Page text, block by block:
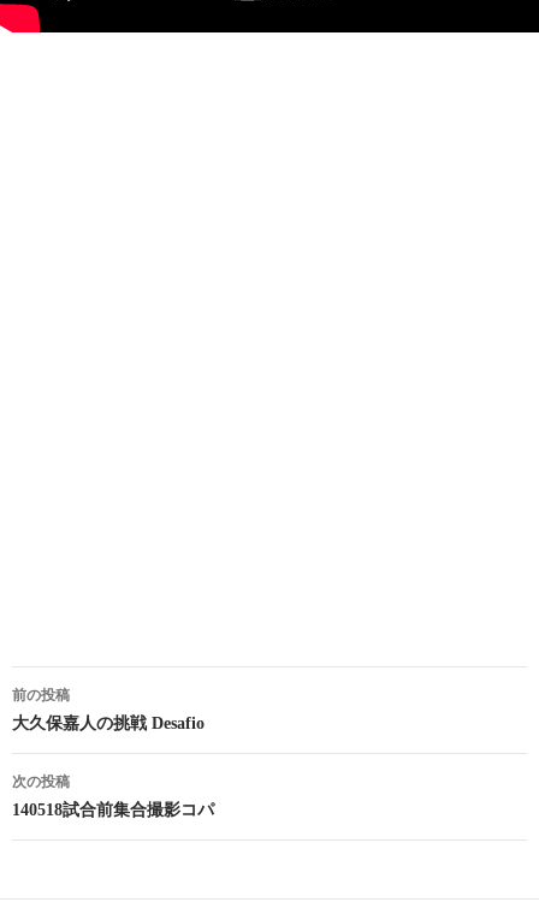
投
稿
ナ
ビ
前の投稿
大久保嘉人の挑戦 Desafio
次の投稿
140518試合前集合撮影コパ